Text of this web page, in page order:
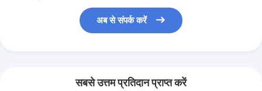
अब से संपर्क करें
सबसे उत्तम प्रतिदान प्राप्त करें